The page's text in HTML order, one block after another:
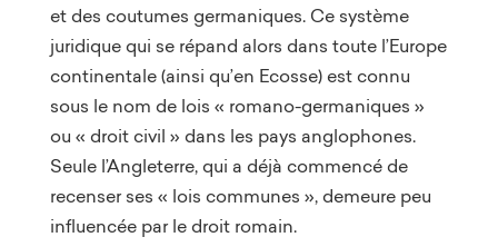
et des coutumes germaniques. Ce système
juridique qui se répand alors dans toute l’Europe
continentale (ainsi qu’en Ecosse) est connu
sous le nom de lois « romano-germaniques »
ou « droit civil » dans les pays anglophones.
Seule l’Angleterre, qui a déjà commencé de
recenser ses « lois communes », demeure peu
influencée par le droit romain.